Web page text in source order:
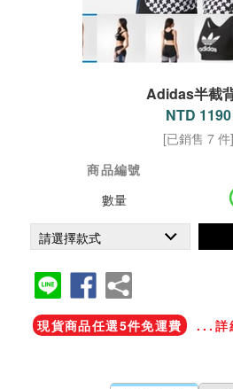
Adidas半截
NTD 1190
[已銷售 7 件]
商品編號
數量
現貨商品任選5件免運費 ...詳